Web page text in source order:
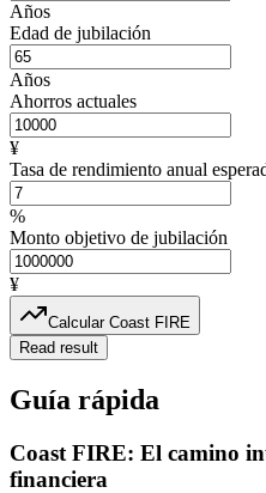
Años
Edad de jubilación
Años
Ahorros actuales
¥
Tasa de rendimiento anual
%
Monto objetivo de jubilación
¥
Calcular Coast FIRE
Read result
Guía rápida
Coast FIRE: El camino
financiera